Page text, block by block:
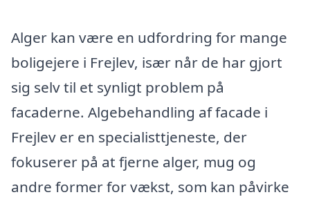
Alger kan være en udfordring for mange
boligejere i Frejlev, især når de har gjort
sig selv til et synligt problem på
facaderne. Algebehandling af facade i
Frejlev er en specialisttjeneste, der
fokuserer på at fjerne alger, mug og
andre former for vækst, som kan påvirke